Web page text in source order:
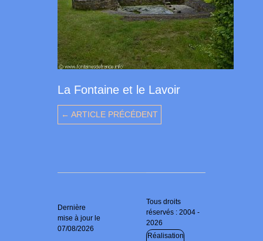
La Fontaine et le Lavoir
← ARTICLE PRÉCÉDENT
Dernière
mise à jour le
07/08/2026
Tous droits
réservés : 2004 -
2026
Réalisation